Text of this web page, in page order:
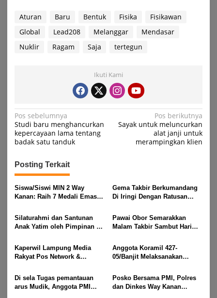
Aturan Baru Bentuk Fisika
Fisikawan
Global
Lead208 Melanggar
Mendasar
Nuklir
Ragam Saja tertegun
Ikuti Kami
Navigasi
pos
Pos sebelumnya
Studi baru menghancurkan
kepercayaan lama tentang
badak satu tanduk
Pos berikutnya
Sayak untuk meluncurkan
alat janji untuk
merampingkan klien
Posting Terkait
Siswa/Siswi MIN 2 Way
Kanan: Raih 7 Medali Emas
Gubernur Lampung Cup 2
Taekwondo Championship
2026
Gema Takbir Berkumandang
Di Iringi Dengan Ratusan
Rayakan Kemenangan Idul
Fitri 1447 H
Silaturahmi dan Santunan
Anak Yatim oleh Pimpinan PT
Idul Fitri di Way Kanan
Pawai Obor Semarakkan
Malam Takbir Sambut Hari
M, Di Kampung Simpang
Asam, Kecamatan Banjit
Kaperwil Lampung Media
Rakyat Pos Network &
Network,Tergabung Di Forum
DPC KWRI, Way Kanan :
Mengucapkan Selamat Hari
Anggota Koramil 427-
05/Banjit Melaksanakan
ogoh Di Wilayah Bali Sadhar,
Kecamatan Banjit
Di sela Tugas pemantauan
arus Mudik, Anggota PMI
Posko Bersama PMI, Polres
dan Dinkes Way Kanan